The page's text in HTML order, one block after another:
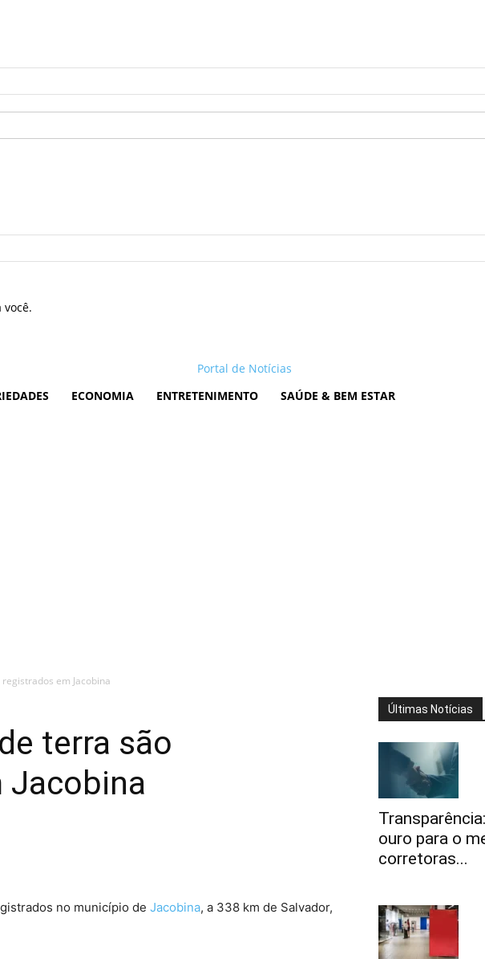
Portal de Notícias
ECONOMIA ENTRETENIMENTO SAÚDE & BEM ESTAR
em Jacobina
terra são
Jacobina
no município de Jacobina, a 338 km de Salvador,
Últimas Notícias
ouro para o
corretoras...